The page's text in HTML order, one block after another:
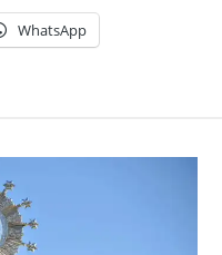
WhatsApp